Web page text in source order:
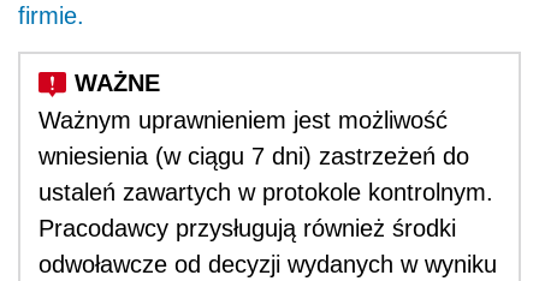
firmie.
Ważnym uprawnieniem jest możliwość
wniesienia (w ciągu 7 dni) zastrzeżeń do
ustaleń zawartych w protokole kontrolnym.
Pracodawcy przysługują również środki
odwoławcze od decyzji wydanych w wyniku